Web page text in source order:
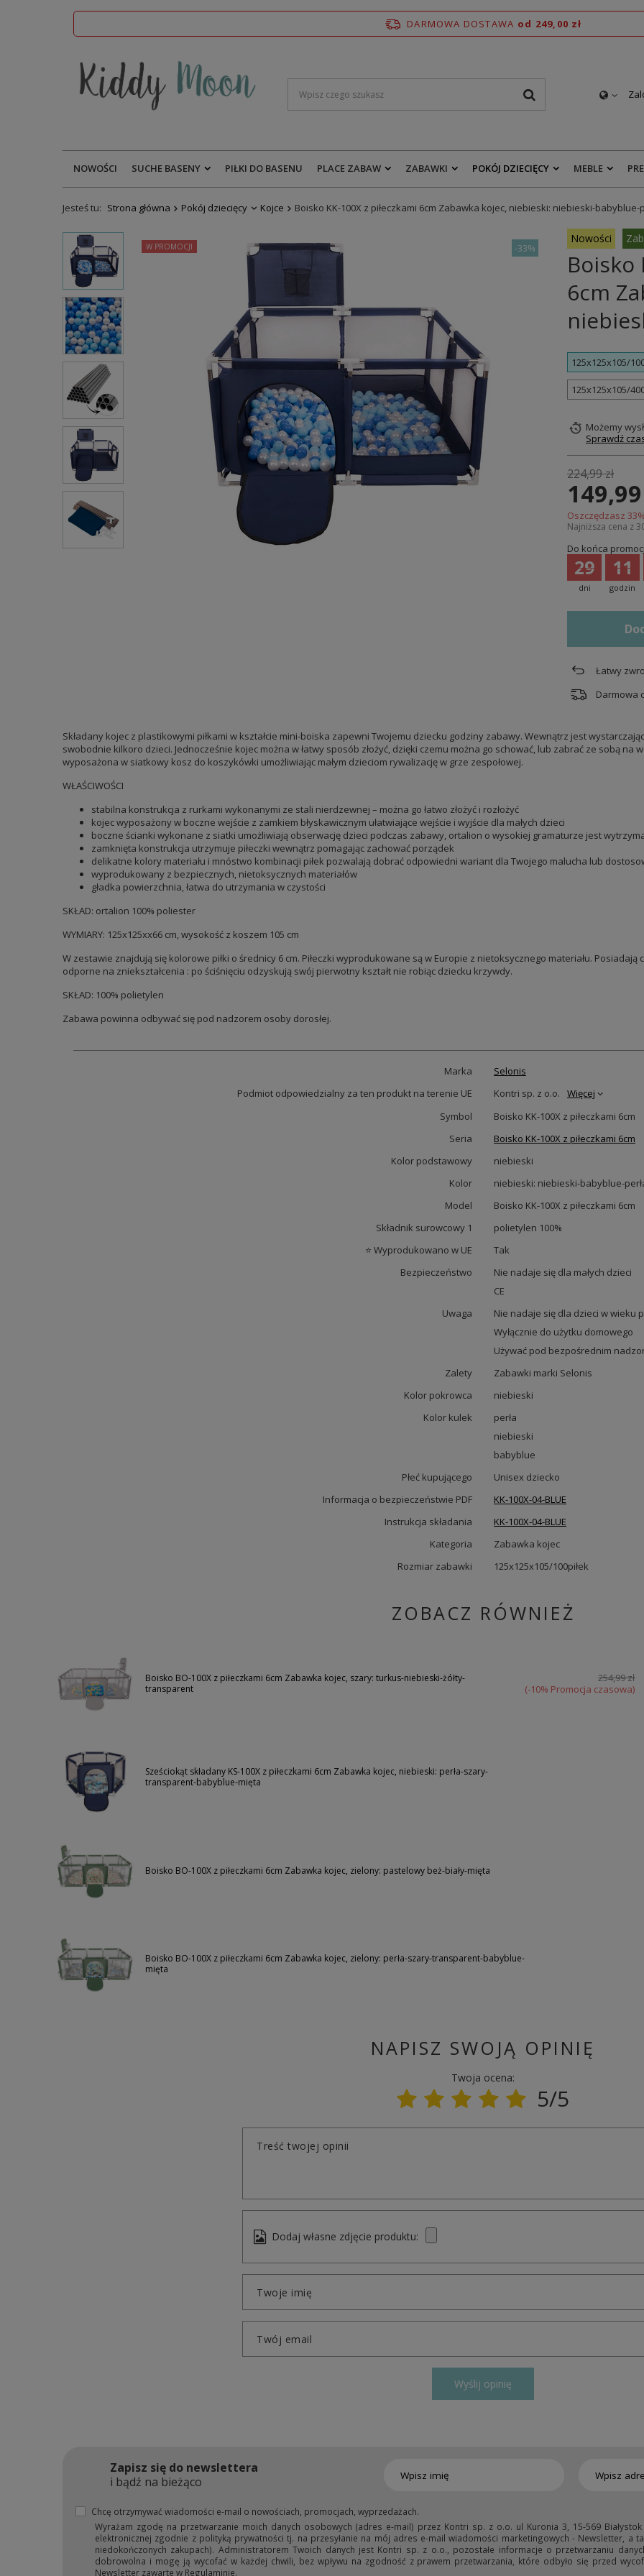
DARMOWA DOSTAWA od 249,00 zł
NOWOŚCI SUCHE BASENY PIŁKI DO BASENU PLACE ZABAW ZABAWKI POKÓJ DZIECIĘCY MEBLE
Jesteś tu: Strona główna Pokój dziecięcy Kojce Boisko KK-100X z piłeczkami 6cm Zabawka kojec, niebieski: niebieski-babyblue-
Nowości
Boisko
6cm
-33%
W PROMOCJI
125x125x105/
125x125x105/
Możemy
Sprawdź
224,99 zł
149,99
Oszczędzasz 33
Najniższa cena z
Do końca
dni
29
godzin
11
Łatwy
Darmowa
Składany kojec z plastikowymi piłkami w kształcie mini-boiska zapewni Twojemu dziecku godziny zabawy. Wewnątrz jest
swobodnie kilkoro dzieci. Jednocześnie kojec można w łatwy sposób złożyć, dzięki czemu można go schować, lub zabrać ze sobą na
wyposażona w siatkowy kosz do koszykówki umożliwiając małym dzieciom rywalizację w grze zespołowej.
WŁAŚCIWOŚCI
stabilna konstrukcja z rurkami wykonanymi ze stali nierdzewnej – można go łatwo złożyć i rozłożyć
kojec wyposażony w boczne wejście z zamkiem błyskawicznym ułatwiające wejście i wyjście dla małych dzieci
boczne ścianki wykonane z siatki umożliwiają obserwację dzieci podczas zabawy, ortalion o wysokiej gramaturze jest
zamknięta konstrukcja utrzymuje piłeczki wewnątrz pomagając zachować porządek
delikatne kolory materiału i mnóstwo kombinacji piłek pozwalają dobrać odpowiedni wariant dla Twojego malucha lub
wyprodukowany z bezpiecznych, nietoksycznych materiałów
gładka powierzchnia, łatwa do utrzymania w czystości
SKŁAD: ortalion 100% poliester
WYMIARY: 125x125xx66 cm, wysokość z koszem 105 cm
W zestawie znajdują się kolorowe piłki o średnicy 6 cm. Piłeczki wyprodukowane są w Europie z nietoksycznego materiału.
odporne na zniekształcenia : po ściśnięciu odzyskują swój pierwotny kształt nie robiąc dziecku krzywdy.
SKŁAD: 100% polietylen
Zabawa powinna odbywać się pod nadzorem osoby dorosłej.
Marka
Selonis
Podmiot odpowiedzialny za ten produkt na terenie UE
Kontri sp. z o.o.
Więcej
Symbol
Boisko KK-100X z piłeczkami 6cm
Seria
Boisko KK-100X z piłeczkami 6cm
Kolor podstawowy
niebieski
Kolor
niebieski: niebieski-babyblue-
Model
Boisko KK-100X z piłeczkami 6cm
Składnik surowcowy 1
polietylen 100%
⭐ Wyprodukowano w UE
Tak
Bezpieczeństwo
Nie nadaje się dla małych dzieci
CE
Uwaga
Nie nadaje się dla dzieci w wieku
Wyłącznie do użytku domowego
Używać pod bezpośrednim
Zalety
Zabawki marki Selonis
Kolor pokrowca
niebieski
Kolor kulek
perła
niebieski
babyblue
Płeć kupującego
Unisex dziecko
Informacja o bezpieczeństwie PDF
KK-100X-04-BLUE
Instrukcja składania
KK-100X-04-BLUE
Kategoria
Zabawka kojec
Rozmiar zabawki
125x125x105/100piłek
ZOBACZ RÓWNIEŻ
Boisko BO-100X z piłeczkami 6cm Zabawka kojec, szary: turkus-niebieski-żółty-
transparent
254,99 zł
(-10% Promocja czasowa)
Sześciokąt składany KS-100X z piłeczkami 6cm Zabawka kojec, niebieski: perła-szary-
transparent-babyblue-mięta
Boisko BO-100X z piłeczkami 6cm Zabawka kojec, zielony: pastelowy beż-biały-mięta
Boisko BO-100X z piłeczkami 6cm Zabawka kojec, zielony: perła-szary-transparent-babyblue-
mięta
NAPISZ SWOJĄ OPINIĘ
Twoja ocena:
5/5
Treść twojej opinii
Dodaj własne zdjęcie produktu:
Twoje imię
Twój email
Wyślij opinię
Zapisz się do newslettera
i bądź na bieżąco
Chcę otrzymywać wiadomości e-mail o nowościach, promocjach, wyprzedażach.
Wyrażam zgodę na przetwarzanie moich danych osobowych (adres e-mail) przez Kontri sp. z o.o. ul Kuronia 3, 15-569
elektronicznej zgodnie z polityką prywatności tj. na przesyłanie na mój adres e-mail wiadomości marketingowych - Newsletter, a
niedokończonych zakupach). Administratorem Twoich danych jest Kontri sp. z o.o., pozostałe informacje o przetwarzaniu
dobrowolna i mogę ją wycofać w każdej chwili, bez wpływu na zgodność z prawem przetwarzania, które odbyło się przed
Newsletter zawarte w Regulaminie.